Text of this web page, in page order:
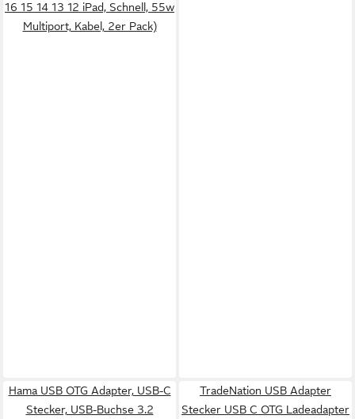
16 15 14 13 12 iPad, Schnell, 55w
Multiport, Kabel, 2er Pack)
Hama USB OTG Adapter, USB-C
Stecker, USB-Buchse 3.2
TradeNation USB Adapter
Stecker USB C OTG Ladeadapter